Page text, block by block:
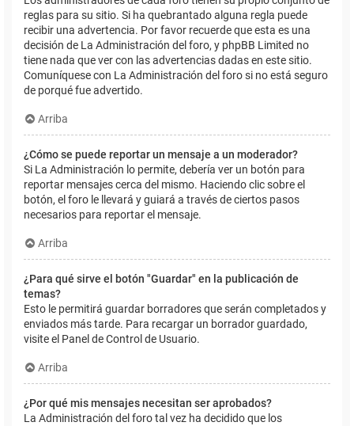
reglas para su sitio. Si ha quebrantado alguna regla puede
recibir una advertencia. Por favor recuerde que esta es una
decisión de La Administración del foro, y phpBB Limited no
tiene nada que ver con las advertencias dadas en este sitio.
Comuníquese con La Administración del foro si no está seguro
de porqué fue advertido.
Arriba
¿Cómo se puede reportar un mensaje a un moderador?
Si La Administración lo permite, debería ver un botón para
reportar mensajes cerca del mismo. Haciendo clic sobre el
botón, el foro le llevará y guiará a través de ciertos pasos
necesarios para reportar el mensaje.
Arriba
¿Para qué sirve el botón "Guardar" en la publicación de
temas?
Esto le permitirá guardar borradores que serán completados y
enviados más tarde. Para recargar un borrador guardado,
visite el Panel de Control de Usuario.
Arriba
¿Por qué mis mensajes necesitan ser aprobados?
La Administración del foro tal vez ha decidido que los